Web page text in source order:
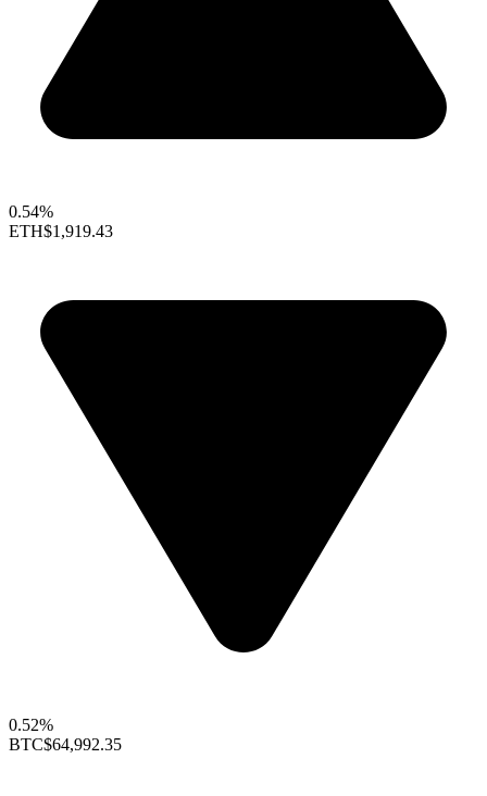
0.54%
ETH$1,919.43
0.52%
BTC$64,992.35